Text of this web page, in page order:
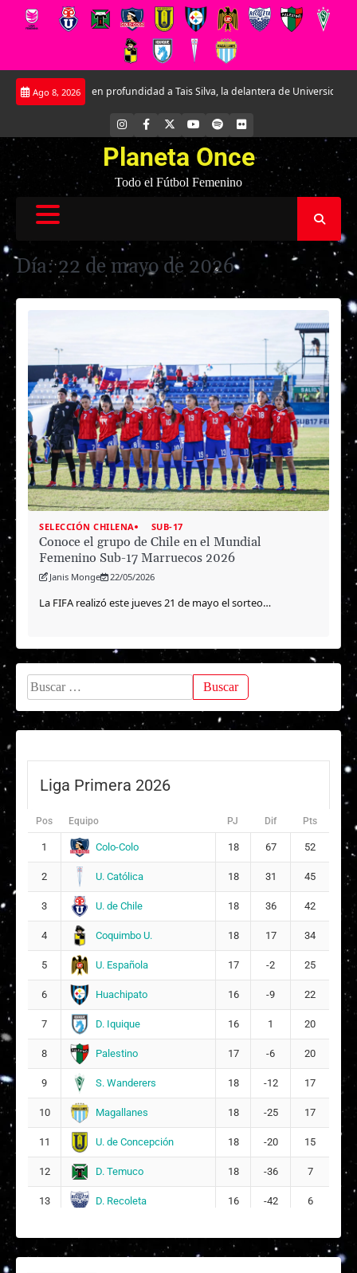
Saltar
Ago 8, 2026
en profundidad a Tais Silva, la delantera de Universidad Católica.
INSTAGRAM
FACEBOOK YOUTUBE
SPOTIFYFLICKR
Planeta Once
Todo el Fútbol Femenino
Día:22 de mayo de 2026
SELECCIÓN CHILENA SUB-17
Conoce el grupo de Chile en el Mundial
Femenino Sub-17 Marruecos 2026
Janis Monge 22/05/2026
La FIFA realizó este jueves 21 de mayo el sorteo…
Buscar:
Liga Primera 2026
Pos Equipo PJ Dif Pts
1 Colo-Colo 18 67 52
2 U. Católica 18 31 45
3 U. de Chile 18 36 42
4 Coquimbo U. 18 17 34
5 U. Española 17 -2 25
6 Huachipato 16 -9 22
7 D. Iquique 16 1 20
8 Palestino 17 -6 20
9 S. Wanderers 18 -12 17
10 Magallanes 18 -25 17
11 U. de Concepción 18 -20 15
12 D. Temuco 18 -36 7
13 D. Recoleta 16 -42 6